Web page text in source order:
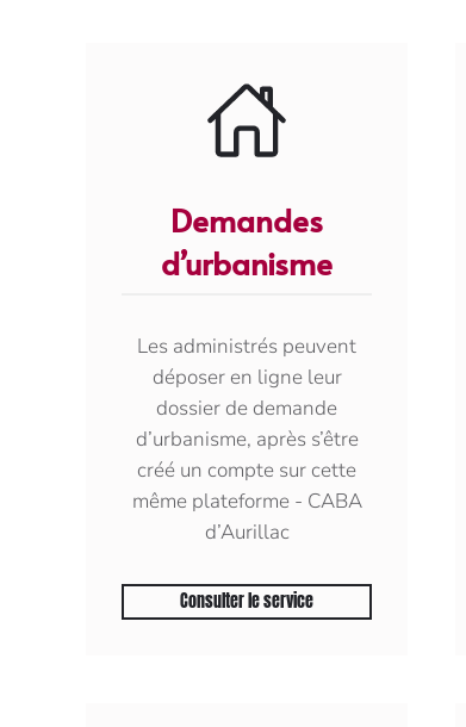
Demandes
d’urbanisme
Les administrés peuvent
déposer en ligne leur
dossier de demande
d’urbanisme, après s’être
créé un compte sur cette
même plateforme - CABA
d’Aurillac
Consulter le service